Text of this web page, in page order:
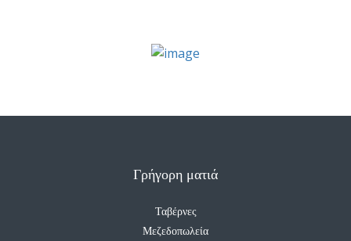
Γρήγορη ματιά
Ταβέρνες
Μεζεδοπωλεία